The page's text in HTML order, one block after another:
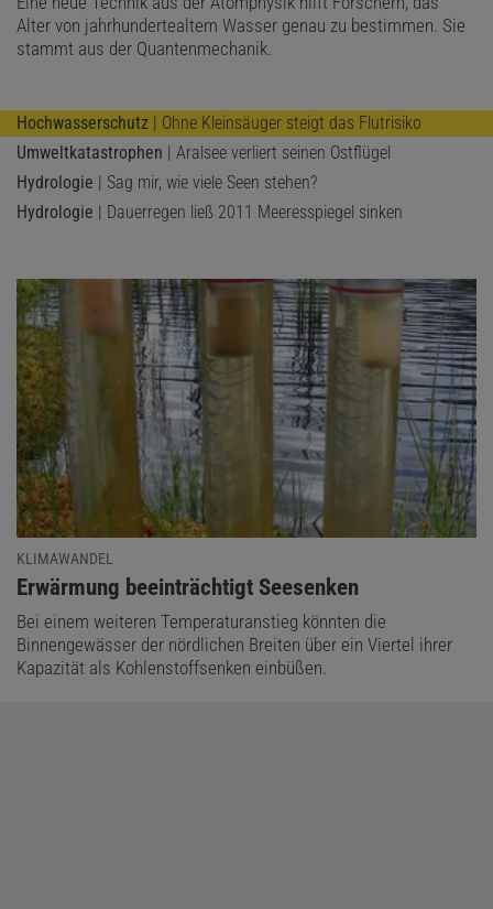
Alter von jahrhundertealtem Wasser genau zu bestimmen. Sie
stammt aus der Quantenmechanik.
Hochwasserschutz | Ohne Kleinsäuger steigt das Flutrisiko
Umweltkatastrophen | Aralsee verliert seinen Ostflügel
Hydrologie | Sag mir, wie viele Seen stehen?
Hydrologie | Dauerregen ließ 2011 Meeresspiegel sinken
KLIMAWANDEL
:
Erwärmung beeinträchtigt Seesenken
Bei einem weiteren Temperaturanstieg könnten die
Binnengewässer der nördlichen Breiten über ein Viertel ihrer
Kapazität als Kohlenstoffsenken einbüßen.